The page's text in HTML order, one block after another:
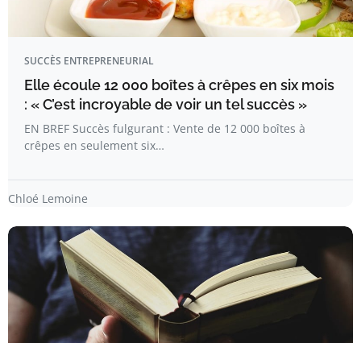
SUCCÈS ENTREPRENEURIAL
Elle écoule 12 000 boîtes à crêpes en six mois
: « C’est incroyable de voir un tel succès »
EN BREF Succès fulgurant : Vente de 12 000 boîtes à
crêpes en seulement six…
Chloé Lemoine